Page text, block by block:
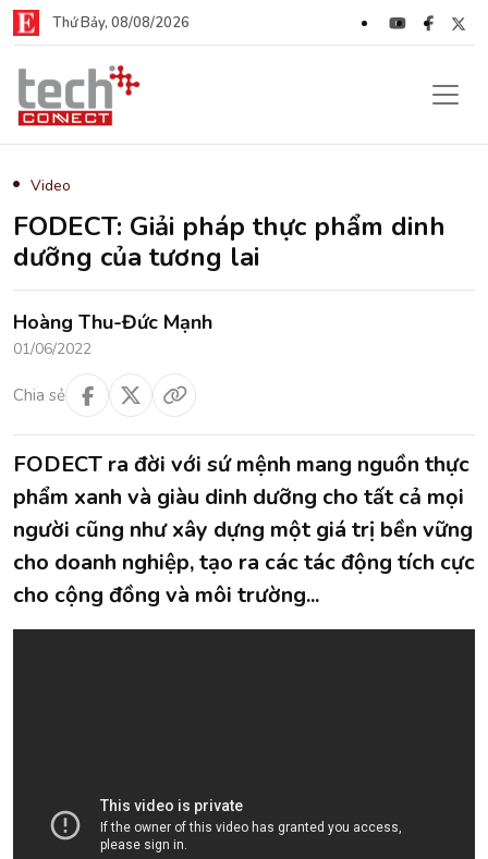
Thứ Bảy, 08/08/2026
Video
FODECT: Giải pháp thực phẩm dinh
dưỡng của tương lai
Hoàng Thu-Đức Mạnh
01/06/2022
Chia sẻ
FODECT ra đời với sứ mệnh mang nguồn thực
phẩm xanh và giàu dinh dưỡng cho tất cả mọi
người cũng như xây dựng một giá trị bền vững
cho doanh nghiệp, tạo ra các tác động tích cực
cho cộng đồng và môi trường...